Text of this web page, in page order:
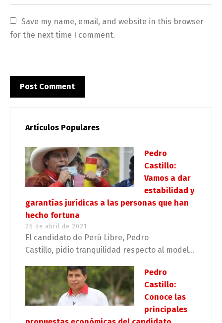
Save my name, email, and website in this browser
for the next time I comment.
Artículos Populares
Pedro
Castillo:
Vamos a dar
estabilidad y
garantías jurídicas a las personas que han
hecho fortuna
25 de abril de 2021
El candidato de Perú Libre, Pedro
Castillo, pidio tranquilidad respecto al model...
Pedro
Castillo:
Conoce las
principales